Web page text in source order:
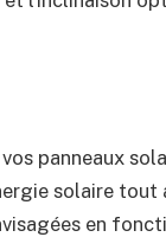
panneaux
solaire tout
en